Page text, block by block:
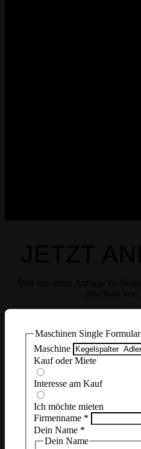
Maschinen Single Formular
Maschine
Kauf oder Miete
Interesse am Kauf
Ich möchte mieten
Firmenname *
Dein Name *
Dein Name